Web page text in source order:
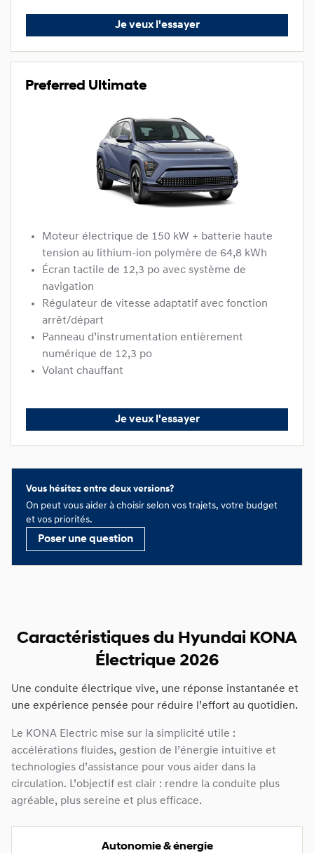
Je veux l'essayer
Preferred Ultimate
Moteur électrique de 150 kW + batterie haute
tension au lithium-ion polymère de 64,8 kWh
Écran tactile de 12,3 po avec système de
navigation
Régulateur de vitesse adaptatif avec fonction
arrêt/départ
Panneau d’instrumentation entièrement
numérique de 12,3 po
Volant chauffant
Je veux l'essayer
Vous hésitez entre deux versions?
On peut vous aider à choisir selon vos trajets, votre budget
et vos priorités.
Poser une question
Caractéristiques du Hyundai KONA
Électrique 2026
Une conduite électrique vive, une réponse instantanée et
une expérience pensée pour réduire l’effort au quotidien.
Le KONA Electric mise sur la simplicité utile :
accélérations fluides, gestion de l’énergie intuitive et
technologies d’assistance pour vous aider dans la
circulation. L’objectif est clair : rendre la conduite plus
agréable, plus sereine et plus efficace.
Autonomie & énergie